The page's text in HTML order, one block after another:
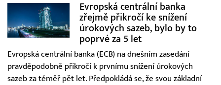
Evropská centrální banka
zřejmě přikročí ke snížení
úrokových sazeb, bylo by to
poprvé za 5 let
Evropská centrální banka (ECB) na dnešním zasedání
pravděpodobně přikročí k prvnímu snížení úrokových
sazeb za téměř pět let. Předpokládá se, že svou základní